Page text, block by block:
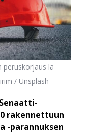
la
/ Unsplash
rakennettuun
-parannuksen